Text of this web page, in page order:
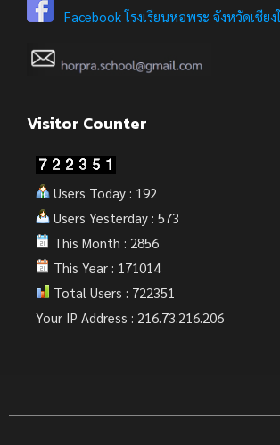
Facebook โรงเรียนหอพระ จังหวัดเชียง
Visitor Counter
Users Today : 192
Users Yesterday : 573
This Month : 2856
This Year : 171014
Total Users : 722351
Your IP Address : 216.73.216.206